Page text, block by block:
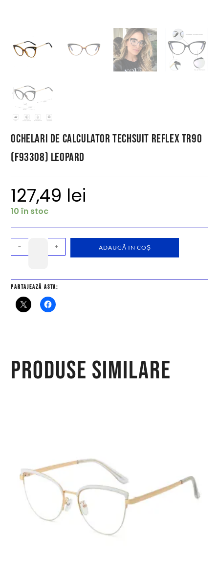
Ochelari de Calculator Techsuit Reflex TR90
(F93308) Leopard
127,49 lei
10 în stoc
- + ADAUGĂ ÎN COȘ
Partajează asta:
Produse similare